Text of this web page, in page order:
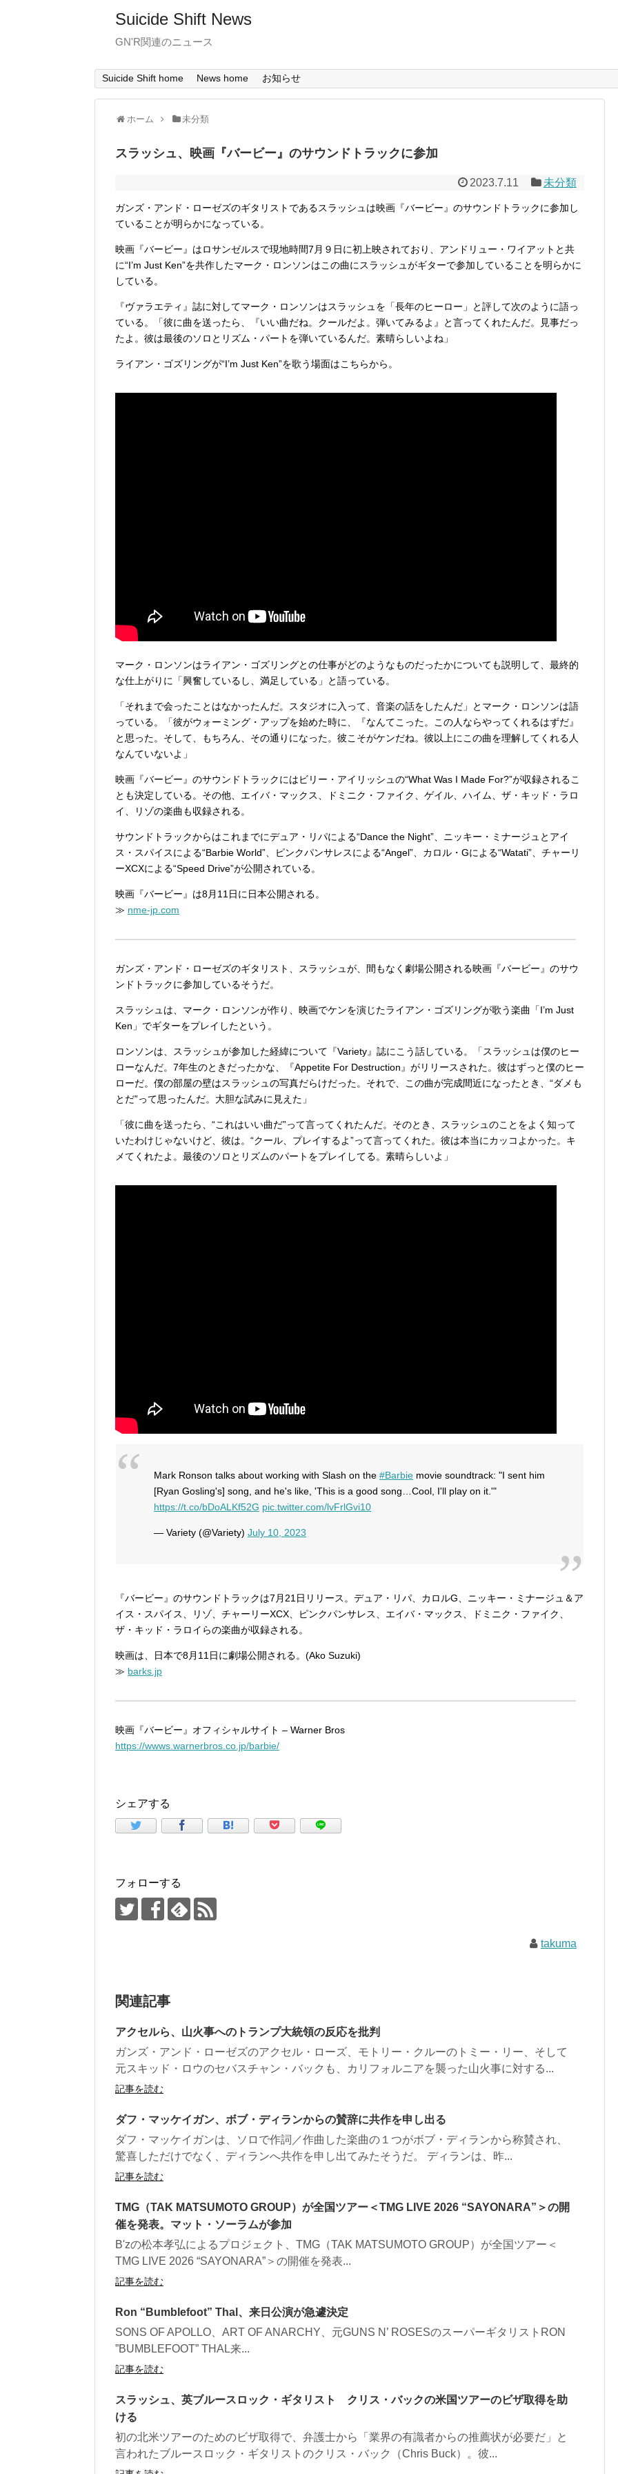
Suicide Shift News
GN'R関連のニュース
Suicide Shift home News home お知らせ
ホーム 未分類
スラッシュ、映画『バービー』のサウンドトラックに参加
2023.7.11 未分類
ガンズ・アンド・ローゼズのギタリストであるスラッシュは映画『バービー』のサウンドトラックに参加し
ていることが明らかになっている。
映画『バービー』はロサンゼルスで現地時間7月９日に初上映されており、アンドリュー・ワイアットと共
に“I’m Just Ken”を共作したマーク・ロンソンはこの曲にスラッシュがギターで参加していることを明らかに
している。
『ヴァラエティ』誌に対してマーク・ロンソンはスラッシュを「長年のヒーロー」と評して次のように語っ
ている。「彼に曲を送ったら、『いい曲だね。クールだよ。弾いてみるよ』と言ってくれたんだ。見事だっ
たよ。彼は最後のソロとリズム・パートを弾いているんだ。素晴らしいよね」
ライアン・ゴズリングが“I’m Just Ken”を歌う場面はこちらから。
マーク・ロンソンはライアン・ゴズリングとの仕事がどのようなものだったかについても説明して、最終的
な仕上がりに「興奮しているし、満足している」と語っている。
「それまで会ったことはなかったんだ。スタジオに入って、音楽の話をしたんだ」とマーク・ロンソンは語
っている。「彼がウォーミング・アップを始めた時に、『なんてこった。この人ならやってくれるはずだ』
と思った。そして、もちろん、その通りになった。彼こそがケンだね。彼以上にこの曲を理解してくれる人
なんていないよ」
映画『バービー』のサウンドトラックにはビリー・アイリッシュの“What Was I Made For?”が収録されるこ
とも決定している。その他、エイバ・マックス、ドミニク・ファイク、ゲイル、ハイム、ザ・キッド・ラロ
イ、リゾの楽曲も収録される。
サウンドトラックからはこれまでにデュア・リパによる“Dance the Night”、ニッキー・ミナージュとアイ
ス・スパイスによる“Barbie World”、ピンクパンサレスによる“Angel”、カロル・Gによる“Watati”、チャーリ
ーXCXによる“Speed Drive”が公開されている。
映画『バービー』は8月11日に日本公開される。
≫ nme-jp.com
ガンズ・アンド・ローゼズのギタリスト、スラッシュが、間もなく劇場公開される映画『バービー』のサウ
ンドトラックに参加しているそうだ。
スラッシュは、マーク・ロンソンが作り、映画でケンを演じたライアン・ゴズリングが歌う楽曲「I’m Just
Ken」でギターをプレイしたという。
ロンソンは、スラッシュが参加した経緯について『Variety』誌にこう話している。「スラッシュは僕のヒー
ローなんだ。7年生のときだったかな、『Appetite For Destruction』がリリースされた。彼はずっと僕のヒー
ローだ。僕の部屋の壁はスラッシュの写真だらけだった。それで、この曲が完成間近になったとき、“ダメも
とだ”って思ったんだ。大胆な試みに見えた」
「彼に曲を送ったら、“これはいい曲だ”って言ってくれたんだ。そのとき、スラッシュのことをよく知って
いたわけじゃないけど、彼は。“クール、プレイするよ”って言ってくれた。彼は本当にカッコよかった。キ
メてくれたよ。最後のソロとリズムのパートをプレイしてる。素晴らしいよ」
Mark Ronson talks about working with Slash on the #Barbie movie soundtrack: "I sent him
[Ryan Gosling's] song, and he's like, 'This is a good song…Cool, I'll play on it.'"
https://t.co/bDoALKf52G pic.twitter.com/lvFrlGvi10
— Variety (@Variety) July 10, 2023
『バービー』のサウンドトラックは7月21日リリース。デュア・リパ、カロルG、ニッキー・ミナージュ＆ア
イス・スパイス、リゾ、チャーリーXCX、ピンクパンサレス、エイバ・マックス、ドミニク・ファイク、
ザ・キッド・ラロイらの楽曲が収録される。
映画は、日本で8月11日に劇場公開される。(Ako Suzuki)
≫ barks.jp
映画『バービー』オフィシャルサイト – Warner Bros
https://wwws.warnerbros.co.jp/barbie/
シェアする
フォローする
takuma
関連記事
アクセルら、山火事へのトランプ大統領の反応を批判
ガンズ・アンド・ローゼズのアクセル・ローズ、モトリー・クルーのトミー・リー、そして
元スキッド・ロウのセバスチャン・バックも、カリフォルニアを襲った山火事に対する...
記事を読む
ダフ・マッケイガン、ボブ・ディランからの賛辞に共作を申し出る
ダフ・マッケイガンは、ソロで作詞／作曲した楽曲の１つがボブ・ディランから称賛され、
驚喜しただけでなく、ディランへ共作を申し出てみたそうだ。 ディランは、昨...
記事を読む
TMG（TAK MATSUMOTO GROUP）が全国ツアー＜TMG LIVE 2026 “SAYONARA”＞の開
催を発表。マット・ソーラムが参加
B'zの松本孝弘によるプロジェクト、TMG（TAK MATSUMOTO GROUP）が全国ツアー＜
TMG LIVE 2026 “SAYONARA”＞の開催を発表...
記事を読む
Ron “Bumblefoot” Thal、来日公演が急遽決定
SONS OF APOLLO、ART OF ANARCHY、元GUNS N’ ROSESのスーパーギタリストRON
”BUMBLEFOOT” THAL来...
記事を読む
スラッシュ、英ブルースロック・ギタリスト クリス・バックの米国ツアーのビザ取得を助
ける
初の北米ツアーのためのビザ取得で、弁護士から「業界の有識者からの推薦状が必要だ」と
言われたブルースロック・ギタリストのクリス・バック（Chris Buck）。彼...